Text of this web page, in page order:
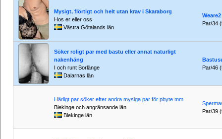
Mysigt, flörtigt och helt utan krav i Skaraborg
Hos er eller oss
Västra Götalands län
Weare2
Par/34
Söker roligt par med bastu eller annat naturligt
nakenhäng
I och runt Borlänge
Dalarnas län
Par/46
Härligt par söker efter andra mysiga par för pbyte mm
Blekinge och angränsande län
Blekinge län
Par/39